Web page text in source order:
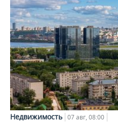
Недвижимость 07 авг, 08:00